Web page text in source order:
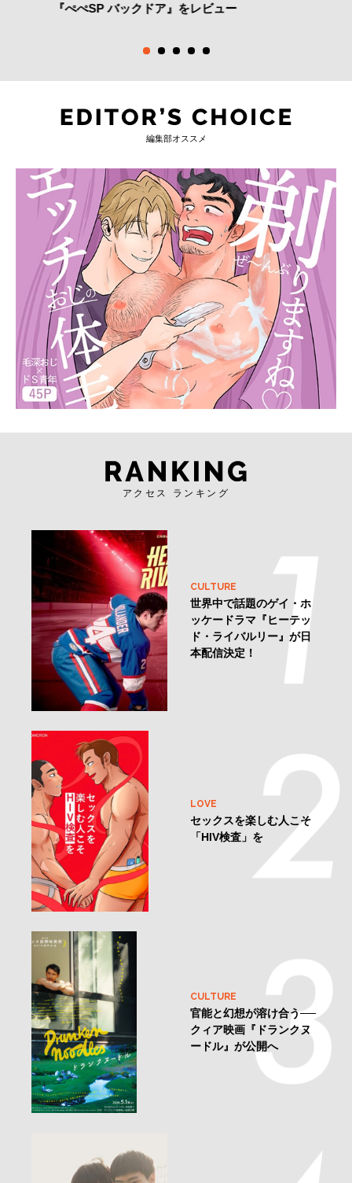
『ぺぺSP バックドア』をレビュー
編集部オススメ
アクセス ランキング
CULTURE
世界中で話題のゲイ・ホ
ッケードラマ『ヒーテッ
ド・ライバルリー』が日
本配信決定！
LOVE
セックスを楽しむ人こそ
「HIV検査」を
CULTURE
官能と幻想が溶け合う──
クィア映画『ドランクヌ
ードル』が公開へ